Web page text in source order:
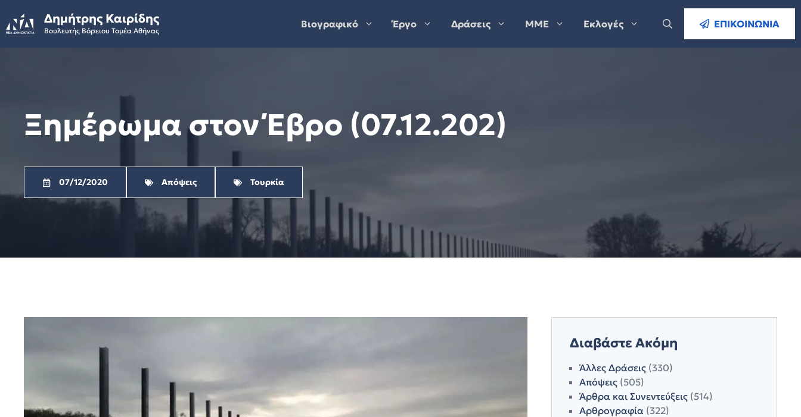
to
content
Δημήτρης Καιρίδης
Βουλευτής Βόρειου Τομέα Αθήνας
Βιογραφικό Έργο Δράσεις ΜΜΕ Εκλογές ΕΠΙΚΟΙΝΩΝΙΑ
Ξημέρωμα στον Έβρο (07.12.202)
07/12/2020 Απόψεις Τουρκία
Διαβάστε Ακόμη
Άλλες Δράσεις(330)
Απόψεις(505)
Άρθρα και Συνεντεύξεις(514)
Αρθρογραφία(322)